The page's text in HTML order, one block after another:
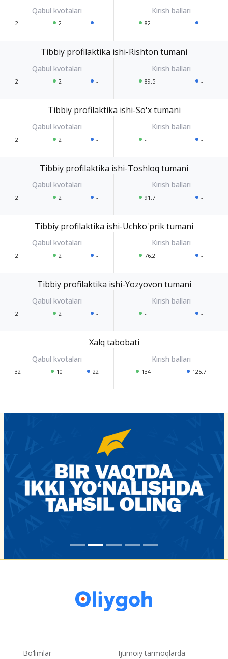
2 2 - 82 -
Tibbiy profilaktika ishi-Rishton tumani
2 2 - 89.5 -
Tibbiy profilaktika ishi-So'x tumani
2 2 - - -
Tibbiy profilaktika ishi-Toshloq tumani
2 2 - 91.7 -
Tibbiy profilaktika ishi-Uchko'prik tumani
2 2 - 76.2 -
Tibbiy profilaktika ishi-Yozyovon tumani
2 2 - - -
Xalq tabobati
32 10 22 134 125.7
Bo‘limlar Ijtimoiy tarmoqlarda